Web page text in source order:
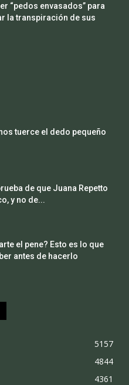
“pedos envasados” para
la transpiración de sus
tuerce el dedo pequeño
de que Juana Repetto
y no de...
el pene? Esto es lo que
antes de hacerlo
5157
4844
4361